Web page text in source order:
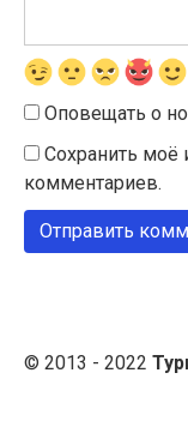
Оповещать о
Сохранить моё
комментариев.
© 2013 - 2022